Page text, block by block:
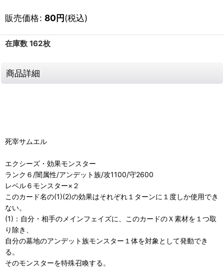
販売価格: 80円(税込)
在庫数 162枚
商品詳細
死宰サムエル
エクシーズ・効果モンスター
ランク６/闇属性/アンデット族/攻1100/守2600
レベル６モンスター×２
このカード名の(1)(2)の効果はそれぞれ１ターンに１度しか使用でき
ない。
(1)：自分・相手のメインフェイズに、このカードのＸ素材を１つ取
り除き、
自分の墓地のアンデット族モンスター１体を対象として発動でき
る。
そのモンスターを特殊召喚する。